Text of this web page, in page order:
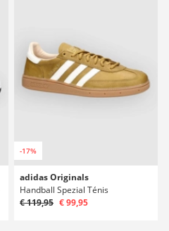
-17%
adidas Originals
Handball Spezial Ténis
€ 119,95 € 99,95